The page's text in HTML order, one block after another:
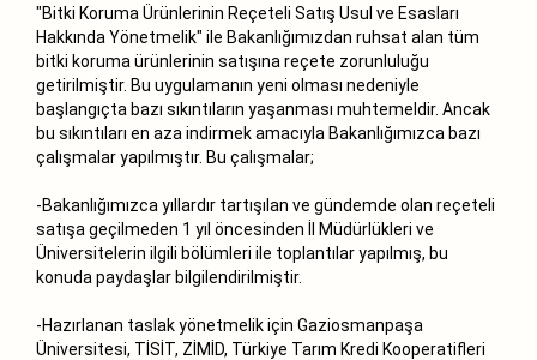
"Bitki Koruma Ürünlerinin Reçeteli Satış Usul ve Esasları
Hakkında Yönetmelik" ile Bakanlığımızdan ruhsat alan tüm
bitki koruma ürünlerinin satışına reçete zorunluluğu
getirilmiştir. Bu uygulamanın yeni olması nedeniyle
başlangıçta bazı sıkıntıların yaşanması muhtemeldir. Ancak
bu sıkıntıları en aza indirmek amacıyla Bakanlığımızca bazı
çalışmalar yapılmıştır. Bu çalışmalar;
-Bakanlığımızca yıllardır tartışılan ve gündemde olan reçeteli
satışa geçilmeden 1 yıl öncesinden İl Müdürlükleri ve
Üniversitelerin ilgili bölümleri ile toplantılar yapılmış, bu
konuda paydaşlar bilgilendirilmiştir.
-Hazırlanan taslak yönetmelik için Gaziosmanpaşa
Üniversitesi, TİSİT, ZİMİD, Türkiye Tarım Kredi Kooperatifleri